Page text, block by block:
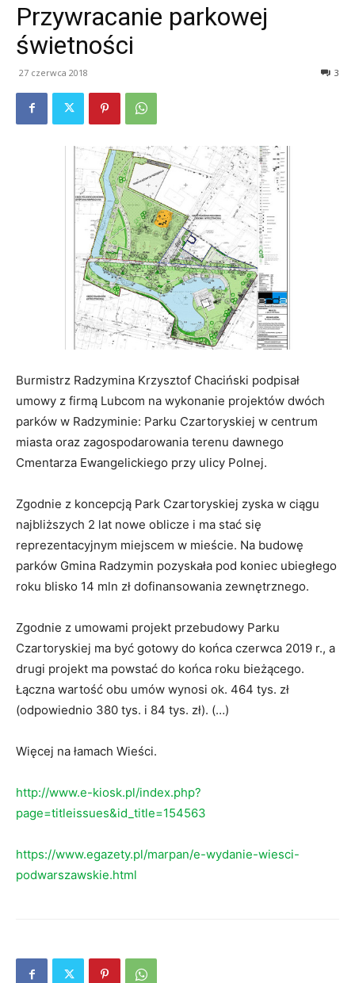
Przywracanie parkowej
świetności
27 czerwca 2018 3
Burmistrz Radzymina Krzysztof Chaciński podpisał
umowy z firmą Lubcom na wykonanie projektów dwóch
parków w Radzyminie: Parku Czartoryskiej w centrum
miasta oraz zagospodarowania terenu dawnego
Cmentarza Ewangelickiego przy ulicy Polnej.
Zgodnie z koncepcją Park Czartoryskiej zyska w ciągu
najbliższych 2 lat nowe oblicze i ma stać się
reprezentacyjnym miejscem w mieście. Na budowę
parków Gmina Radzymin pozyskała pod koniec ubiegłego
roku blisko 14 mln zł dofinansowania zewnętrznego.
Zgodnie z umowami projekt przebudowy Parku
Czartoryskiej ma być gotowy do końca czerwca 2019 r., a
drugi projekt ma powstać do końca roku bieżącego.
Łączna wartość obu umów wynosi ok. 464 tys. zł
(odpowiednio 380 tys. i 84 tys. zł). (…)
Więcej na łamach Wieści.
http://www.e-kiosk.pl/index.php?
page=titleissues&id_title=154563
https://www.egazety.pl/marpan/e-wydanie-wiesci-
podwarszawskie.html